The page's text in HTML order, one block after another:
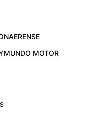
MUNDO MOTOR